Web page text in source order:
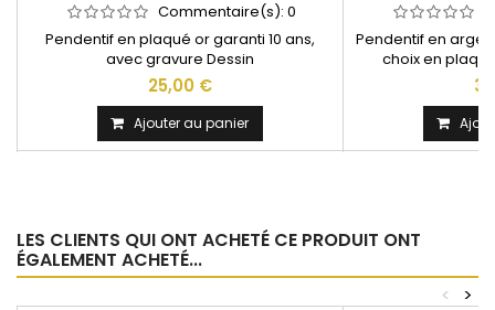
Commentaire(s): 0
Pendentif en plaqué or garanti 10 ans,
avec gravure Dessin
25,00 €
Ajouter au panier
Pendentif en
choix en
LES CLIENTS QUI ONT ACHETÉ CE PRODUIT ONT
ÉGALEMENT ACHETÉ...
>
<